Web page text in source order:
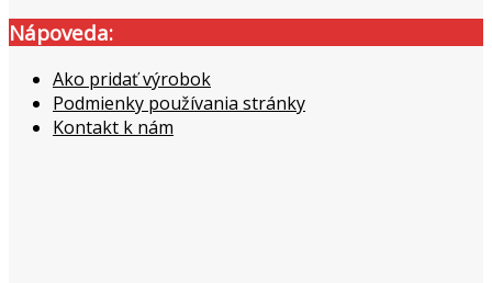
Nápoveda:
Ako pridať výrobok
Podmienky používania stránky
Kontakt k nám